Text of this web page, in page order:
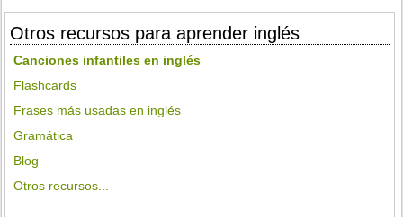
Otros recursos para aprender inglés
Canciones infantiles en inglés
Flashcards
Frases más usadas en inglés
Gramática
Blog
Otros recursos...